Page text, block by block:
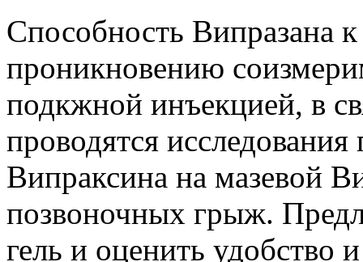
Способность Випразана
проникновению
подкжной инъекцией, в
проводятся
Випраксина на мазевой
позвоночных грыж.
гель и оценить удобство